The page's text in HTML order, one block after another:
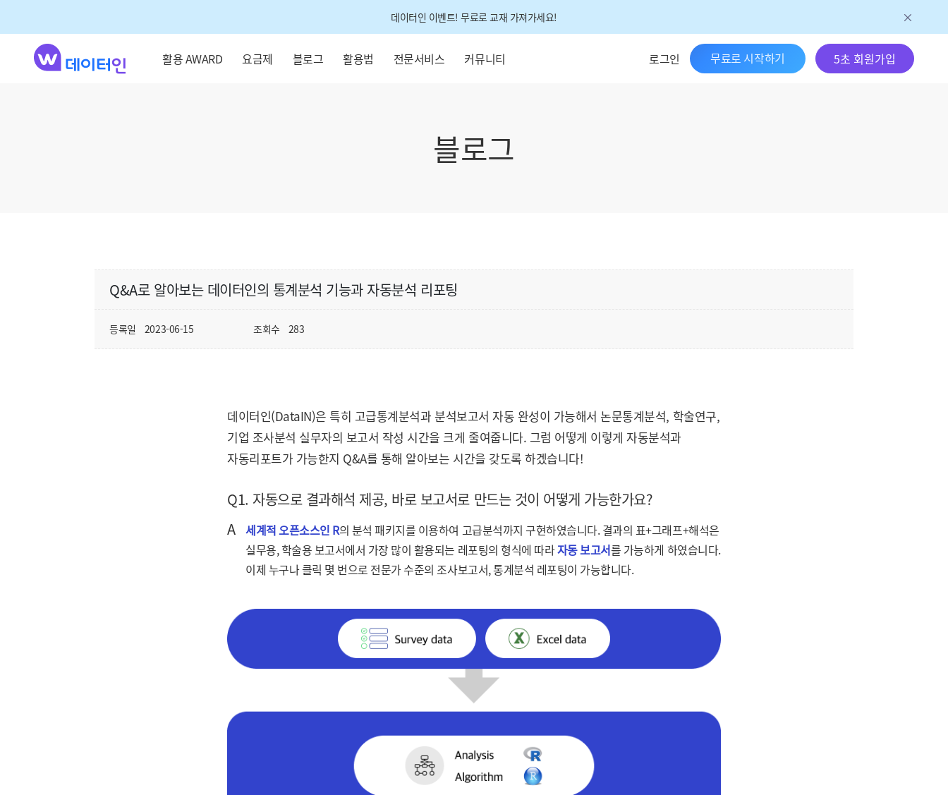
데이터인 이벤트! 무료로 교재 가져가세요!
활용 AWARD 요금제 블로그 활용법 전문서비스 커뮤니티 로그인 무료로 시작하기 5초 회원가입
블로그
Q&A로 알아보는 데이터인의 통계분석 기능과 자동분석 리포팅
등록일 2023-06-15 조회수 283
데이터인(DataIN)은 특히 고급통계분석과 분석보고서 자동 완성이 가능해서 논문통계분석, 학술연구,
기업 조사분석 실무자의 보고서 작성 시간을 크게 줄여줍니다. 그럼 어떻게 이렇게 자동분석과
자동리포트가 가능한지 Q&A를 통해 알아보는 시간을 갖도록 하겠습니다!
Q1. 자동으로 결과해석 제공, 바로 보고서로 만드는 것이 어떻게 가능한가요?
A
세계적 오픈소스인 R의 분석 패키지를 이용하여 고급분석까지 구현하였습니다. 결과의 표+그래프+해석은
실무용, 학술용 보고서에서 가장 많이 활용되는 레포팅의 형식에 따라자동 보고서를 가능하게 하였습니다.
이제 누구나 클릭 몇 번으로 전문가 수준의 조사보고서, 통계분석 레포팅이 가능합니다.